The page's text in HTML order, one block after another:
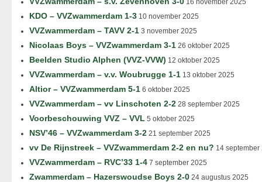
16 november 2025
KDO – VVZwammerdam 1-3 10 november 2025
VVZwammerdam – TAVV 2-1 3 november 2025
Nicolaas Boys – VVZwammerdam 3-1 26 oktober 2025
Beelden Studio Alphen (VVZ-VVW) 12 oktober 2025
VVZwammerdam – v.v. Woubrugge 1-1 13 oktober 2025
Altior – VVZwammerdam 5-1 6 oktober 2025
VVZwammerdam – vv Linschoten 2-2 28 september 2025
Voorbeschouwing VVZ – VVL 5 oktober 2025
NSV’46 – VVZwammerdam 3-2 21 september 2025
vv De Rijnstreek – VVZwammerdam 2-2 en nu? 14 september
VVZwammerdam – RVC’33 1-4 7 september 2025
Zwammerdam – Hazerswoudse Boys 2-0 24 augustus 2025